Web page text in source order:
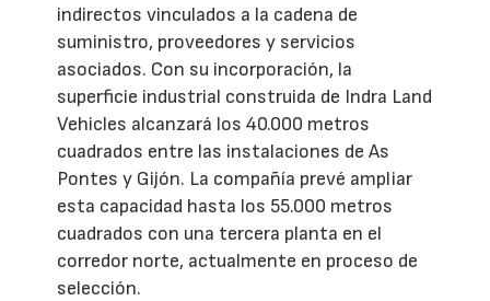
indirectos vinculados a la cadena de
suministro, proveedores y servicios
asociados. Con su incorporación, la
superficie industrial construida de Indra Land
Vehicles alcanzará los 40.000 metros
cuadrados entre las instalaciones de As
Pontes y Gijón. La compañía prevé ampliar
esta capacidad hasta los 55.000 metros
cuadrados con una tercera planta en el
corredor norte, actualmente en proceso de
selección.